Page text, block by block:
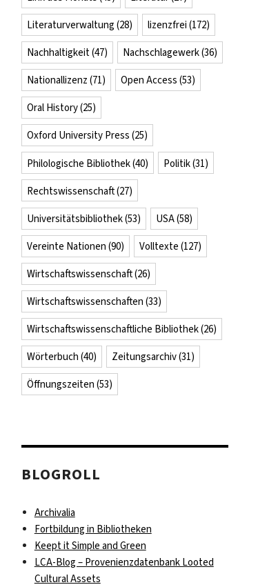
Literaturverwaltung (28) lizenzfrei (172)
Nachhaltigkeit(47) Nachschlagewerk(36)
Nationallizenz (71) Open Access (53)
Oral History(25)
Oxford University Press (25)
Philologische Bibliothek(40) Politik(31)
Rechtswissenschaft(27)
Universitätsbibliothek(53) USA(58)
Vereinte Nationen (90) Volltexte (127)
Wirtschaftswissenschaft(26)
Wirtschaftswissenschaften (33)
Wirtschaftswissenschaftliche Bibliothek(26)
Wörterbuch (40) Zeitungsarchiv(31)
Öffnungszeiten (53)
BLOGROLL
Archivalia
Fortbildung in Bibliotheken
Keept it Simple and Green
LCA-Blog – Provenienzdatenbank Looted
Cultural Assets